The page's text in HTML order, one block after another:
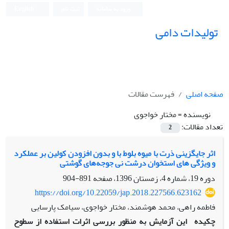
تولیدات دامی
صفحه اصلی
فهرست مقالات
نویسنده =مختار خواجوی
تعداد مقالات:
2
اثر جایگزینی ذرت با میوه بلوط با و بدون افزودن کولین بر عملکرد
و ویژگی های استخوان درشت نی جوجه‌های گوشتی
دوره 19، شماره 4، زمستان 1396، صفحه
891-904
https://doi.org/10.22059/jap.2018.227566.623162
فاطمه راهی، محمد هوشمند، مختار خواجوی، سیامک پارسایی
چکیده این آزمایش به منظور بررسی اثرات استفاده از سطوح